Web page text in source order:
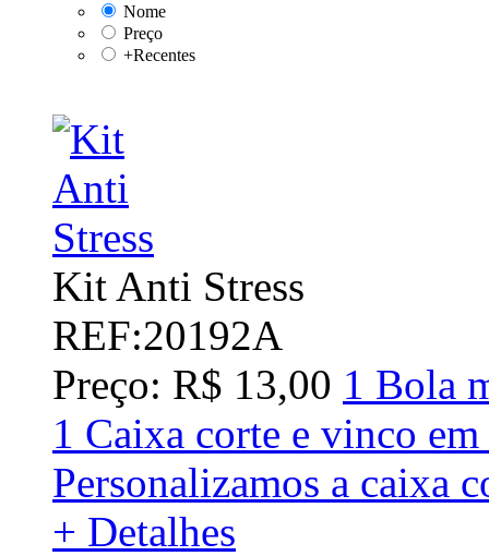
Nome
Preço
+Recentes
Kit Anti Stress
REF:20192A
Preço: R$ 13,00 1 Bola
1 Caixa corte e vinco
Personalizamos a caixa
+ Detalhes